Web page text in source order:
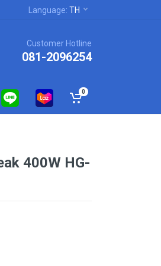
Language: TH
Customer Hotline
081-2096254
0
400W HG-